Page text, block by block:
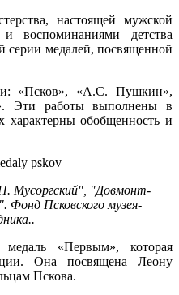
настоящей мужской
воспоминаниями детства
серии медалей, посвященной
«Псков», «А.С. Пушкин»,
Эти работы выполнены в
характерны обобщенность и
Мусоргский", "Довмонт-
Фонд Псковского музея-
«Первым», которая
Она посвящена Леону
Пскова.